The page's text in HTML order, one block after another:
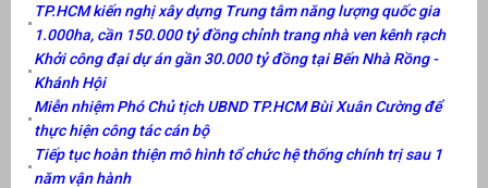
TP.HCM kiến nghị xây dựng Trung tâm năng lượng quốc gia
1.000ha, cần 150.000 tỷ đồng chỉnh trang nhà ven kênh rạch
Khởi công đại dự án gần 30.000 tỷ đồng tại Bến Nhà Rồng -
Khánh Hội
Miễn nhiệm Phó Chủ tịch UBND TP.HCM Bùi Xuân Cường để
thực hiện công tác cán bộ
Tiếp tục hoàn thiện mô hình tổ chức hệ thống chính trị sau 1
năm vận hành